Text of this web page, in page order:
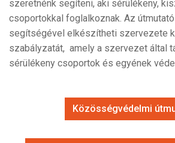
szeretnénk segíteni, aki sérülékeny,
csoportokkal foglalkoznak. Az
segítségével elkészítheti szervezete
szabályzatát, amely a szervezet által
sérülékeny csoportok és egyének
Közösségvédelmi